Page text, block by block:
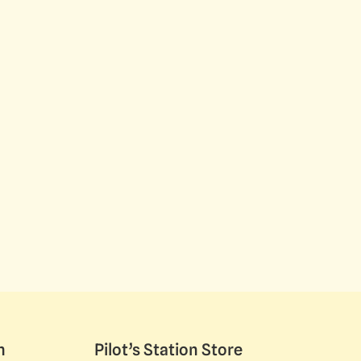
Pilot’s Station Store